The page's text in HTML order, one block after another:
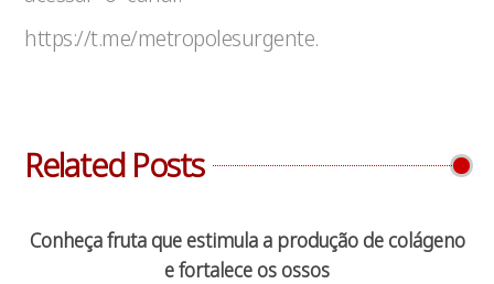
https://t.me/metropolesurgente.
Related Posts
Conheça fruta que estimula a produção de colágeno
e fortalece os ossos